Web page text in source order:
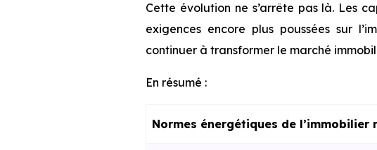
Cette évolution ne s’arrête pas là. Les
exigences encore plus poussées sur
continuer à transformer le marché
En résumé :
Normes énergétiques de l’immobilier